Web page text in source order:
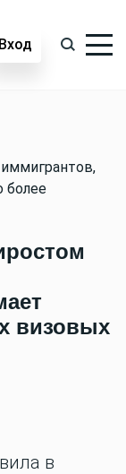
Вход
более
визовых
в